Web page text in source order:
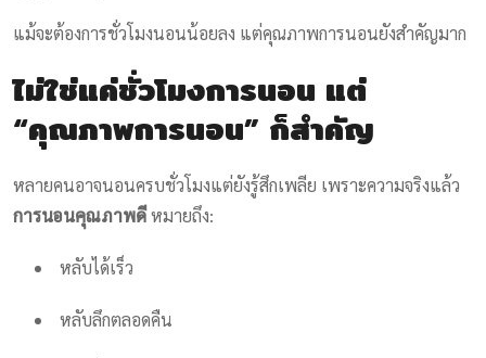
แม้จะต้องการชั่วโมงนอนน้อยลง แต่คุณภาพการนอนยังสำคัญมาก
ไม่ใช่แค่ชั่วโมงการนอน แต่
“คุณภาพการนอน” ก็สำคัญ
หลายคนอาจนอนครบชั่วโมงแต่ยังรู้สึกเพลีย เพราะความจริงแล้ว
การนอนคุณภาพดีหมายถึง:
หลับได้เร็ว
หลับลึกตลอดคืน